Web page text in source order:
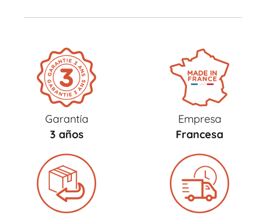
Garantía
3 años
Empresa
Francesa